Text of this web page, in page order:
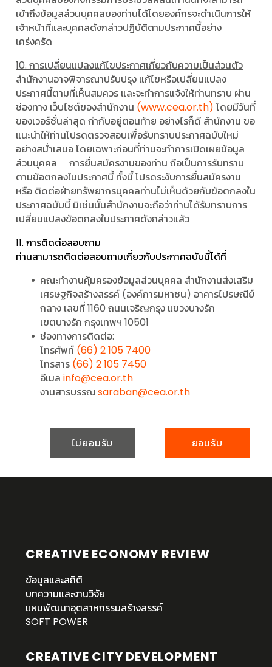
เข้าถึงข้อมูลส่วนบุคคลของท่านได้โดยองค์กรจะดําเนินการให้
เจ้าหน้าที่และบุคคลดังกล่าวปฏิบัติตามประกาศนี้อย่าง
เคร่งครัด
10. การเปลี่ยนแปลงแก้ไขประกาศเกี่ยวกับความเป็นส่วนตัว
สํานักงานอาจพิจารณาปรับปรุง แก้ไขหรือเปลี่ยนแปลง
ประกาศนี้ตามที่เห็นสมควร และจะทําการแจ้งให้ท่านทราบ ผ่าน
ช่องทาง เว็บไซต์ของสํานักงาน (www.cea.or.th) โดยมีวันที่
ของเวอร์ชั่นล่าสุด กํากับอยู่ตอนท้าย อย่างไรก็ดี สํานักงาน ขอ
แนะนําให้ท่านโปรดตรวจสอบเพื่อรับทราบประกาศฉบับใหม่
อย่างสม่ําเสมอ โดยเฉพาะก่อนที่ท่านจะทําการเปิดเผยข้อมูล
ส่วนบุคคล
การยื่นสมัครงานของท่าน ถือเป็นการรับทราบ
ตามข้อตกลงในประกาศนี้ ทั้งนี้ โปรดระงับการยื่นสมัครงาน
หรือ ติดต่อฝ่ายทรัพยากรบุคคลท่านไม่เห็นด้วยกับข้อตกลงใน
ประกาศฉบับนี้ มิเช่นนั้นสํานักงานจะถือว่าท่านได้รับทราบการ
เปลี่ยนแปลงข้อตกลงในประกาศดังกล่าวแล้ว
11. การติดต่อสอบถาม
ท่านสามารถติดต่อสอบถามเกี่ยวกับประกาศฉบับนี้ได้ที่
คณะทํางานคุ้มครองข้อมูลส่วนบุคคล สํานักงานส่งเสริม
เศรษฐกิจสร้างสรรค์ (องค์การมหาชน) อาคารไปรษณีย์
กลาง เลขที่ 1160 ถนนเจริญกรุง แขวงบางรัก
เขตบางรัก กรุงเทพฯ 10501
ช่องทางการติดต่อ:
โทรศัพท์ (66) 2 105 7400
โทรสาร (66) 2 105 7450
อีเมลinfo@cea.or.th
งานสารบรรณsaraban@cea.or.th
ไม่ยอมรับ ยอมรับ
CREATIVE ECONOMY REVIEW
ข้อมูลและสถิติ
บทความและงานวิจัย
แผนพัฒนาอุตสาหกรรมสร้างสรรค์
SOFT POWER
CREATIVE CITY DEVELOPMENT